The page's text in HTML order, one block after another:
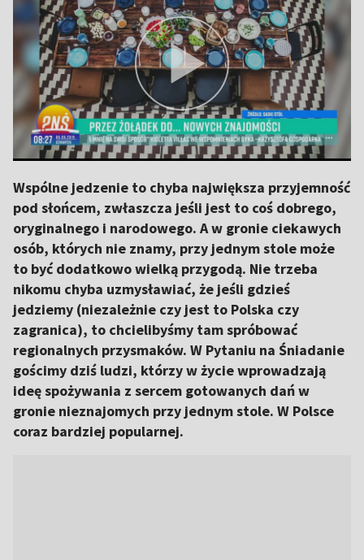
Wspólne jedzenie to chyba największa przyjemność
pod słońcem, zwłaszcza jeśli jest to coś dobrego,
oryginalnego i narodowego. A w gronie ciekawych
osób, których nie znamy, przy jednym stole może
to być dodatkowo wielką przygodą. Nie trzeba
nikomu chyba uzmysławiać, że jeśli gdzieś
jedziemy (niezależnie czy jest to Polska czy
zagranica), to chcielibyśmy tam spróbować
regionalnych przysmaków. W Pytaniu na Śniadanie
gościmy dziś ludzi, którzy w życie wprowadzają
ideę spożywania z sercem gotowanych dań w
gronie nieznajomych przy jednym stole. W Polsce
coraz bardziej popularnej.